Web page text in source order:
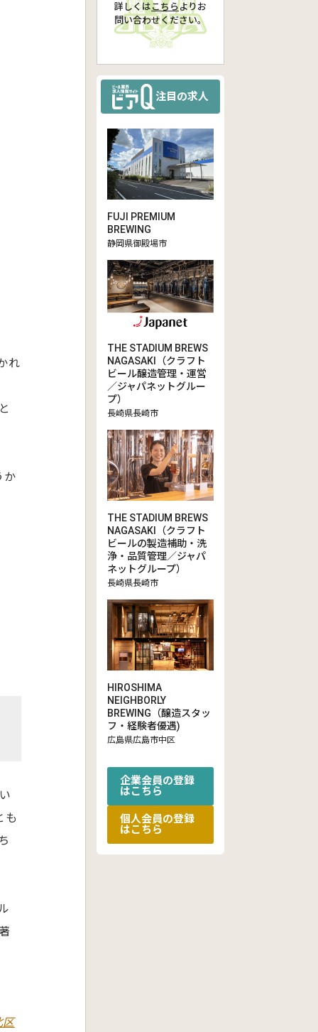
れ
か
も
区
詳しくは こちらより お
問い合わせください。
注目の求人
FUJI PREMIUM
BREWING
静岡県御殿場市
THE STADIUM BREWS
NAGASAKI（クラフト
ビール醸造管理・運営
／ジャパネットグルー
プ）
長崎県長崎市
THE STADIUM BREWS
NAGASAKI（クラフト
ビールの製造補助・洗
浄・品質管理／ジャパ
ネットグループ）
長崎県長崎市
HIROSHIMA
NEIGHBORLY
BREWING（醸造スタッ
フ・経験者優遇)
広島県広島市中区
企業会員の登録
はこちら
個人会員の登録
はこちら